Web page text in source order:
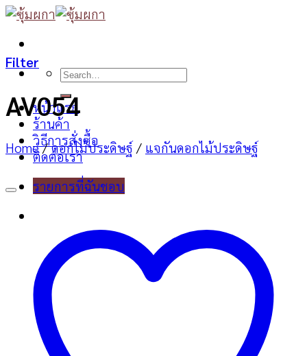
Skip
content
Search
หน้าแรก
ร้านค้า
วิธีการสั่งซื้อ
ติดต่อเรา
รายการที่ฉันชอบ
Filter
AV054
Home / ดอกไม้ประดิษฐ์ / แจกันดอกไม้ประดิษฐ์